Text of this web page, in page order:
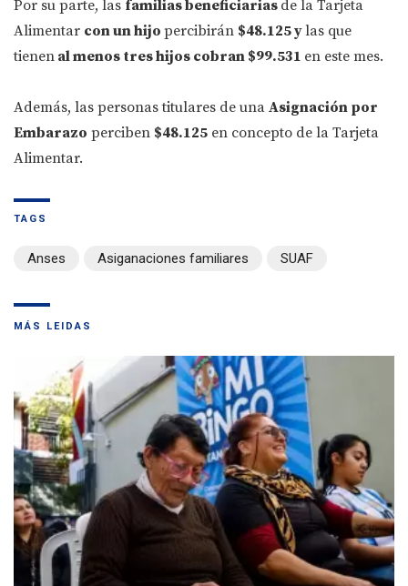
Por su parte, las familias beneficiarias de la Tarjeta
Alimentar con un hijo percibirán $48.125 ylas que
tienen al menos tres hijos cobran $99.531 en este mes.
Además, las personas titulares de una Asignación por
Embarazo perciben $48.125 en concepto de la Tarjeta
Alimentar.
TAGS
Anses Asiganaciones familiares SUAF
MÁS LEIDAS